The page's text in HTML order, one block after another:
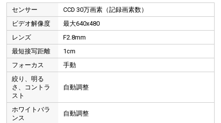
センサー
CCD 30万画素（記録画素数）
ビデオ解像度
最大640x480
レンズ
F2.8mm
最短接写距離
1cm
フォーカス
手動
絞り、明る
さ、コントラ
スト
自動調整
ホワイトバラ
ンス
自動調整